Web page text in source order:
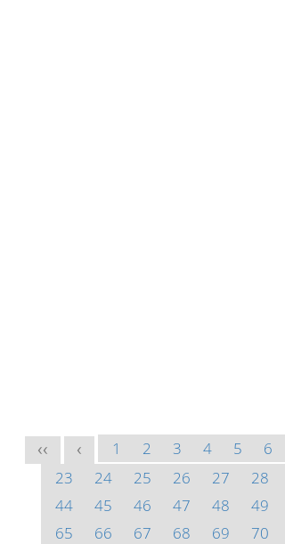
<< < 1 2 3 4 5 6
23
24 25 26 27 28
44
45 46 47 48 49
65
66 67 68 69 70